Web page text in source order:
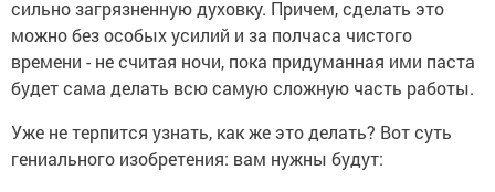
сильно загрязненную духовку. Причем, сделать это
можно без особых усилий и за полчаса чистого
времени - не считая ночи, пока придуманная ими паста
будет сама делать всю самую сложную часть работы.
Уже не терпится узнать, как же это делать? Вот суть
гениального изобретения: вам нужны будут: